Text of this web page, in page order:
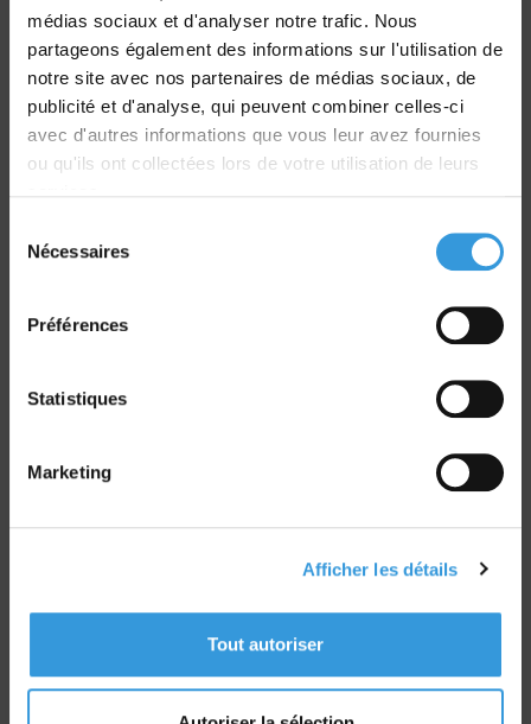
médias sociaux et d'analyser notre trafic. Nous
partageons également des informations sur l'utilisation de
notre site avec nos partenaires de médias sociaux, de
publicité et d'analyse, qui peuvent combiner celles-ci
avec d'autres informations que vous leur avez fournies
ou qu'ils ont collectées lors de votre utilisation de leurs
Nécessaires
Préférences
Statistiques
Marketing
Afficher les détails
Tout autoriser
Livraison
dans le monde entier
Route de la Chapelle Réanville
Tél : 02 32 53 64 34